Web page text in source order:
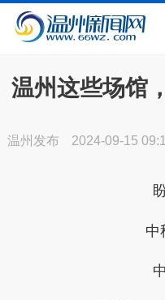
温州这些场馆
温州发布 2024-09-15
中